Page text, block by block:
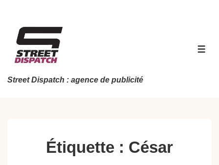
contenu
principal
Street Dispatch : agence de publicité
Étiquette : César